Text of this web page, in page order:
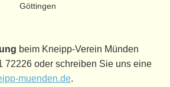
Göttingen
beim Kneipp-Verein Münden
72226 oder schreiben Sie uns eine
muenden.de.